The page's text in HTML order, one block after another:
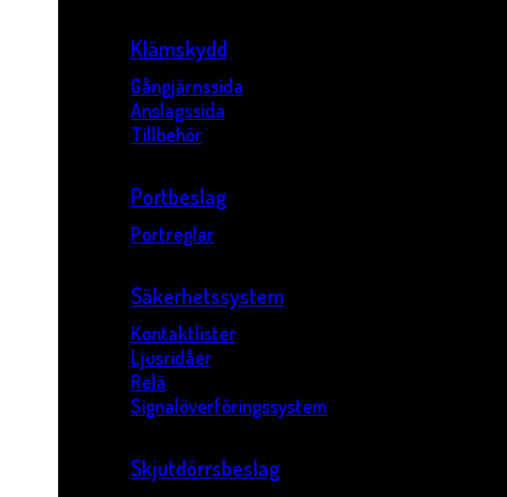
Klämskydd
Gångjärnssida
Anslagssida
Tillbehör
Portbeslag
Portreglar
Säkerhetssystem
Kontaktlister
Ljusridåer
Relä
Signalöverföringssystem
Skjutdörrsbeslag